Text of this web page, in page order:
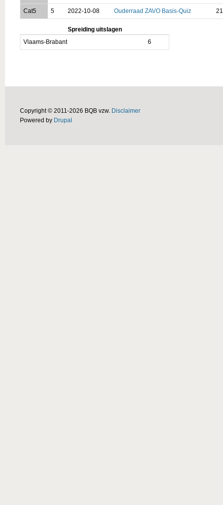
Cat5 5 2022-10-08 Ouderraad ZAVO Basis-Quiz
Spreiding uitslagen
Vlaams-Brabant
6
Copyright © 2011-2026 BQB vzw. Disclaimer
Powered by Drupal